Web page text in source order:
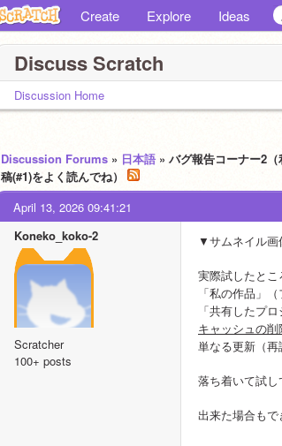
Create Explore Ideas
Discuss Scratch
Discussion Home
Discussion Forums » 日本語 » バグ報告コーナー2
稿(#1)をよく読んでね）
April 13, 2026 09:41:21
Koneko_koko-2
Scratcher
100+ posts
▼サムネイル画
実際試したとこ
「私の作品」
「共有したプ
キャッシュの削
単なる更新（再
落ち着いて試し
出来た場合もで